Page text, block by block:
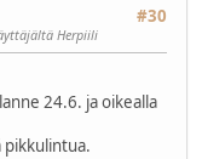
#30
Herpiili
24.6. ja oikealla
pikkulintua.